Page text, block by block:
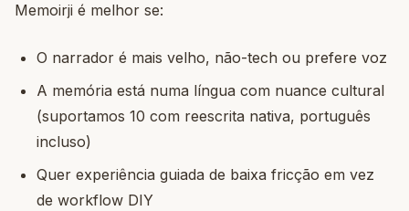
Memoirji é melhor se:
O narrador é mais velho, não-tech ou prefere voz
A memória está numa língua com nuance cultural
(suportamos 10 com reescrita nativa, português
incluso)
Quer experiência guiada de baixa fricção em vez
de workflow DIY